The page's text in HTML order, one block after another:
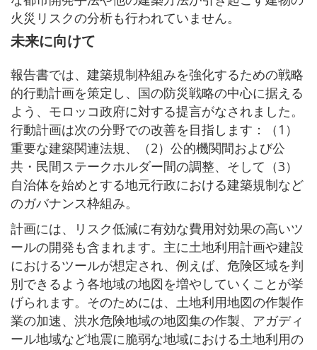
火災リスクの分析も行われていません。
未来に向けて
報告書では、建築規制枠組みを強化するための戦略
的行動計画を策定し、国の防災戦略の中心に据える
よう、モロッコ政府に対する提言がなされました。
行動計画は次の分野での改善を目指します：（1）
重要な建築関連法規、（2）公的機関間および公
共・民間ステークホルダー間の調整、そして（3）
自治体を始めとする地元行政における建築規制など
のガバナンス枠組み。
計画には、リスク低減に有効な費用対効果の高いツ
ールの開発も含まれます。主に土地利用計画や建設
におけるツールが想定され、例えば、危険区域を判
別できるよう各地域の地図を増やしていくことが挙
げられます。そのためには、土地利用地図の作製作
業の加速、洪水危険地域の地図集の作製、アガディ
ール地域など地震に脆弱な地域における土地利用の